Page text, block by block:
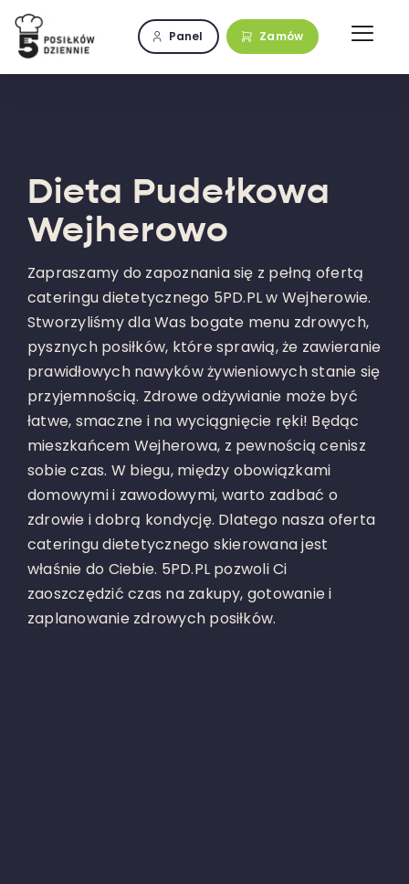
Przejdź
zawartości
Panel Zamów
Dieta Pudełkowa
Wejherowo
Zapraszamy do zapoznania się z pełną ofertą
cateringu dietetycznego 5PD.PL w Wejherowie.
Stworzyliśmy dla Was bogate menu zdrowych,
pysznych posiłków, które sprawią, że zawieranie
prawidłowych nawyków żywieniowych stanie się
przyjemnością. Zdrowe odżywianie może być
łatwe, smaczne i na wyciągnięcie ręki! Będąc
mieszkańcem Wejherowa, z pewnością cenisz
sobie czas. W biegu, między obowiązkami
domowymi i zawodowymi, warto zadbać o
zdrowie i dobrą kondycję. Dlatego nasza oferta
cateringu dietetycznego skierowana jest
właśnie do Ciebie. 5PD.PL pozwoli Ci
zaoszczędzić czas na zakupy, gotowanie i
zaplanowanie zdrowych posiłków.